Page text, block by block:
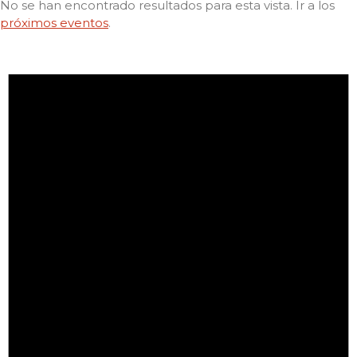
No se han encontrado resultados para esta vista. Ir a los
próximos eventos.